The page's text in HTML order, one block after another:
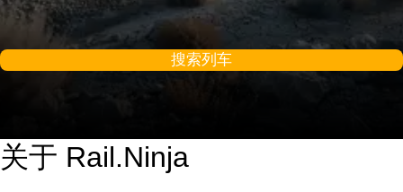
搜索列车
关于 Rail.Ninja